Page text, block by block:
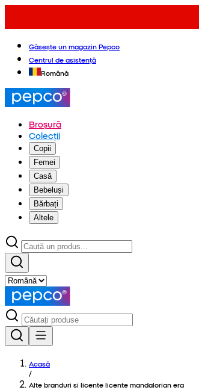
Găsește un magazin Pepco
Centrul de asistență
Română
Broșură
Colecții
Copii
Femei
Casă
Bebeluși
Bărbați
Altele
Acasă
/
Alte branduri si licente licente mandalorian era